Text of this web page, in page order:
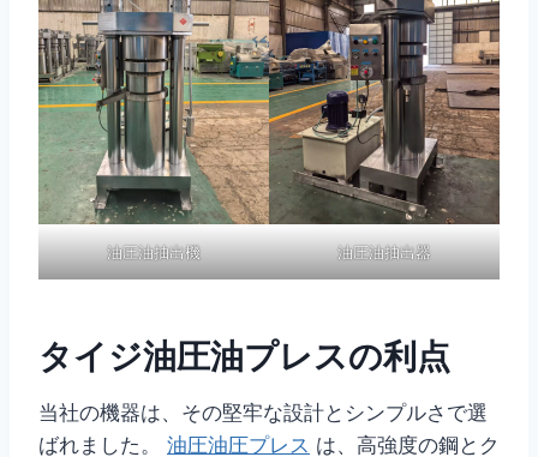
油圧油抽出機 油圧油抽出器
タイジ油圧油プレスの利点
当社の機器は、その堅牢な設計とシンプルさで選
ばれました。 油圧油圧プレス は、高強度の鋼とク